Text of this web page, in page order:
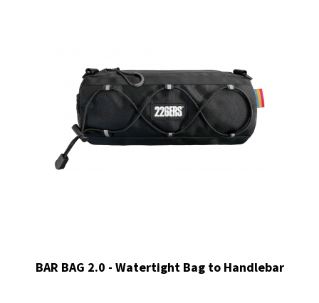
BAR BAG 2.0 - Watertight Bag to Handlebar